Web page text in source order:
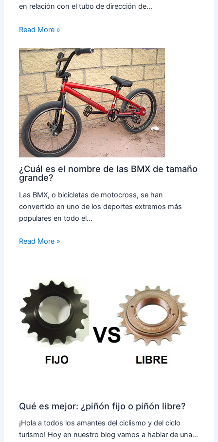
en relación con el tubo de dirección de…
Read More »
¿Cuál es el nombre de las BMX de tamaño
grande?
Las BMX, o bicicletas de motocross, se han
convertido en uno de los deportes extremos más
populares en todo el…
Read More »
Qué es mejor: ¿piñón fijo o piñón libre?
¡Hola a todos los amantes del ciclismo y del ciclo
turismo! Hoy en nuestro blog vamos a hablar de una…